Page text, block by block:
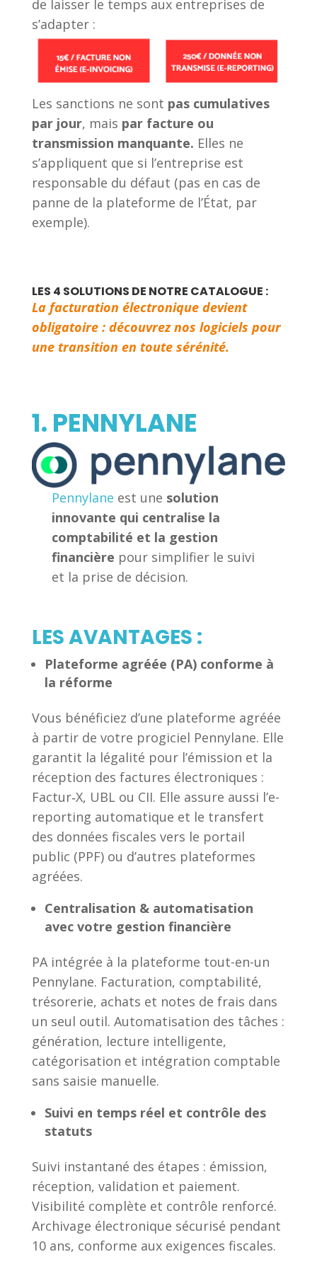
de laisser le temps aux entreprises de
s’adapter :
Les sanctions ne sont pas cumulatives
par jour, mais par facture ou
transmission manquante. Elles ne
s’appliquent que si l’entreprise est
responsable du défaut (pas en cas de
panne de la plateforme de l’État, par
exemple).
LES 4 SOLUTIONS DE NOTRE CATALOGUE :
La facturation électronique devient
obligatoire : découvrez nos logiciels pour
une transition en toute sérénité.
1. PENNYLANE
Pennylane est une solution
innovante qui centralise la
comptabilité et la gestion
financière pour simplifier le suivi
et la prise de décision.
LES AVANTAGES :
Plateforme agréée (PA) conforme à
la réforme
Vous bénéficiez d’une plateforme agréée
à partir de votre progiciel Pennylane. Elle
garantit la légalité pour l’émission et la
réception des factures électroniques :
Factur‑X, UBL ou CII. Elle assure aussi l’e-
reporting automatique et le transfert
des données fiscales vers le portail
public (PPF) ou d’autres plateformes
agréées.
Centralisation & automatisation
avec votre gestion financière
PA intégrée à la plateforme tout-en-un
Pennylane. Facturation, comptabilité,
trésorerie, achats et notes de frais dans
un seul outil. Automatisation des tâches :
génération, lecture intelligente,
catégorisation et intégration comptable
sans saisie manuelle.
Suivi en temps réel et contrôle des
statuts
Suivi instantané des étapes : émission,
réception, validation et paiement.
Visibilité complète et contrôle renforcé.
Archivage électronique sécurisé pendant
10 ans, conforme aux exigences fiscales.